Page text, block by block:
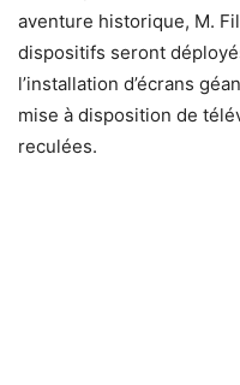
aventure historique, M.
dispositifs seront
l’installation d’écrans
mise à disposition de
reculées.